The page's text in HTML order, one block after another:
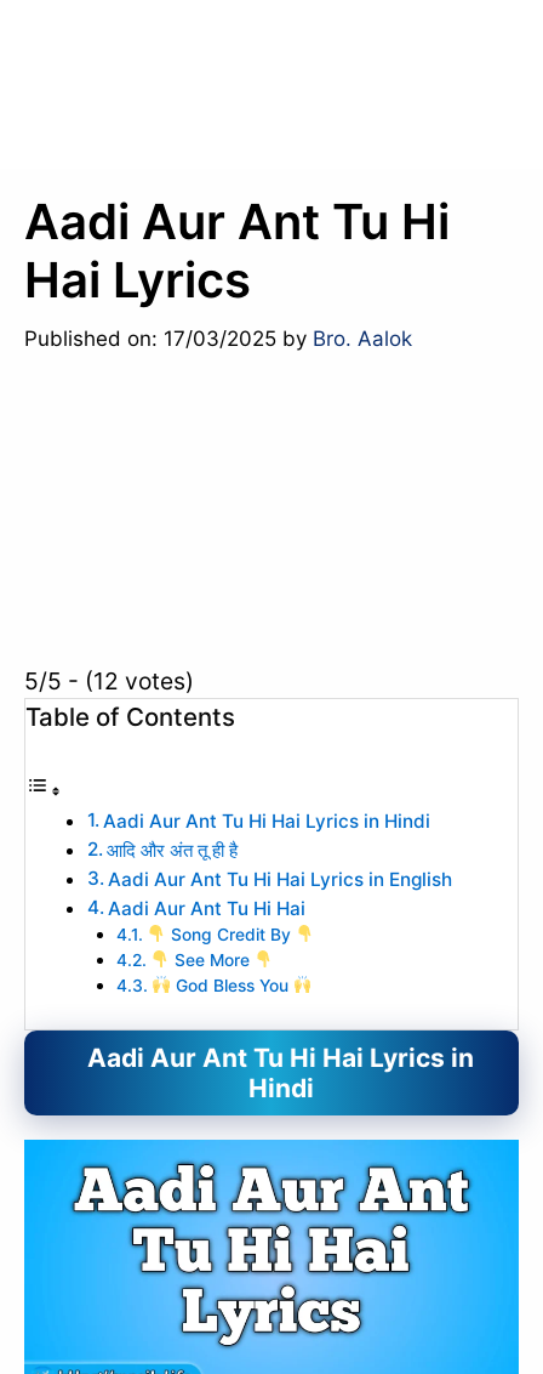
Aadi Aur Ant Tu Hi
Hai Lyrics
Published on: 17/03/2025 by Bro. Aalok
5/5 - (12 votes)
Table of Contents
Aadi Aur Ant Tu Hi Hai Lyrics in Hindi
आदि और अंत तू ही है
Aadi Aur Ant Tu Hi Hai Lyrics in English
Aadi Aur Ant Tu Hi Hai
Song Credit By
See More
God Bless You
Aadi Aur Ant Tu Hi Hai Lyrics in
Hindi